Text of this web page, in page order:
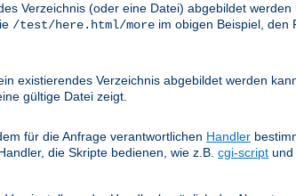
Verzeichnis (oder eine Datei) abgebildet
/test/here.html/more im obigen Beispiel, den
existierendes Verzeichnis abgebildet werden
gültige Datei zeigt.
für die Anfrage verantwortlichen Handler
die Skripte bedienen, wie z.B. cgi-script und